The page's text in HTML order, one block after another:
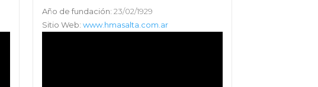
Año de fundación: 23/02/1929
Sitio Web: www.hmasalta.com.ar